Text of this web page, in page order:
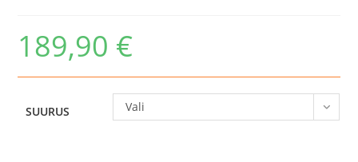
189,90 €
SUURUS Vali